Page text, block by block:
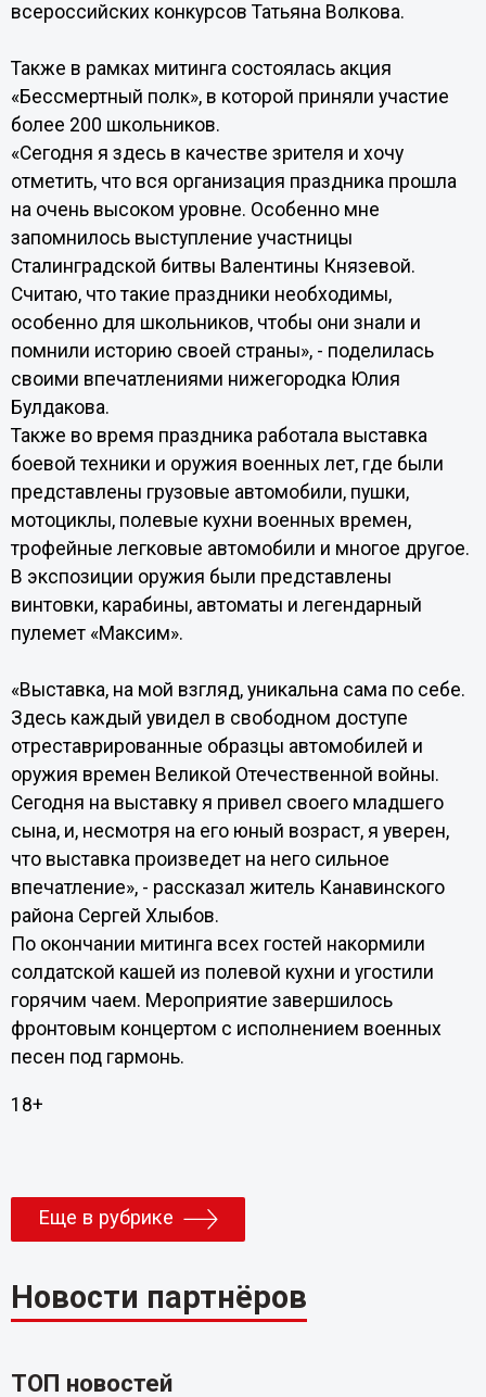
всероссийских конкурсов Татьяна Волкова.
Также в рамках митинга состоялась акция
«Бессмертный полк», в которой приняли участие
более 200 школьников.
«Сегодня я здесь в качестве зрителя и хочу
отметить, что вся организация праздника прошла
на очень высоком уровне. Особенно мне
запомнилось выступление участницы
Сталинградской битвы Валентины Князевой.
Считаю, что такие праздники необходимы,
особенно для школьников, чтобы они знали и
помнили историю своей страны», - поделилась
своими впечатлениями нижегородка Юлия
Булдакова.
Также во время праздника работала выставка
боевой техники и оружия военных лет, где были
представлены грузовые автомобили, пушки,
мотоциклы, полевые кухни военных времен,
трофейные легковые автомобили и многое другое.
В экспозиции оружия были представлены
винтовки, карабины, автоматы и легендарный
пулемет «Максим».
«Выставка, на мой взгляд, уникальна сама по себе.
Здесь каждый увидел в свободном доступе
отреставрированные образцы автомобилей и
оружия времен Великой Отечественной войны.
Сегодня на выставку я привел своего младшего
сына, и, несмотря на его юный возраст, я уверен,
что выставка произведет на него сильное
впечатление», - рассказал житель Канавинского
района Сергей Хлыбов.
По окончании митинга всех гостей накормили
солдатской кашей из полевой кухни и угостили
горячим чаем. Мероприятие завершилось
фронтовым концертом с исполнением военных
песен под гармонь.
18+
Еще в рубрике
Новости партнёров
ТОП новостей